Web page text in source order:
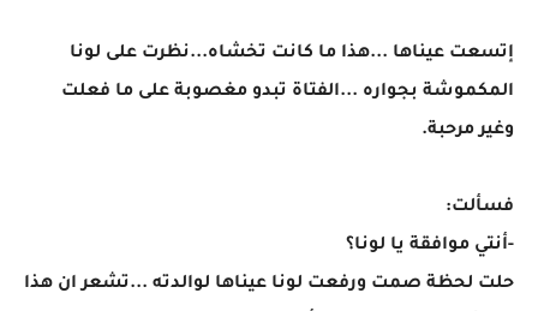
إتسعت عيناها ...هذا ما كانت تخشاه...نظرت على لونا
المكموشة بجواره ...الفتاة تبدو مغصوبة على ما فعلت
وغير مرحبة.
فسألت:
-أنتي موافقة يا لونا؟
حلت لحظة صمت ورفعت لونا عيناها لوالدته ...تشعر ان هذا